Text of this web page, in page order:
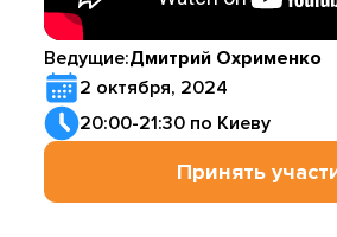
2 октября, 2024
20:00-21:30 по Киеву
Ведущие:Дмитрий Охрименко
Принять